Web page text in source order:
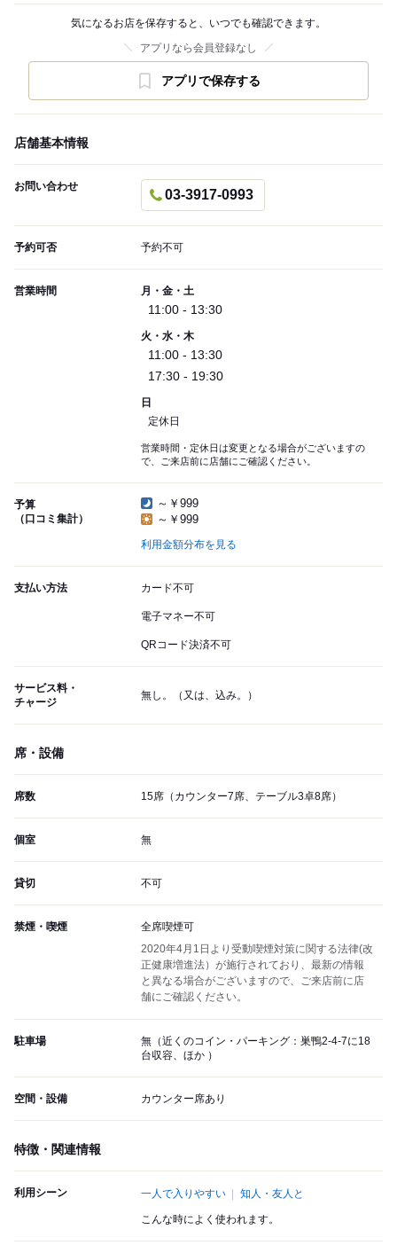
気になるお店を保存すると、いつでも確認できます。
アプリなら会員登録なし
アプリで保存する
店舗基本情報
お問い合わせ
03-3917-0993
予約可否 予約不可
営業時間 月・金・土
11:00 - 13:30
火・水・木
11:00 - 13:30
17:30 - 19:30
日
定休日
営業時間・定休日は変更となる場合がございますの
で、ご来店前に店舗にご確認ください。
予算
（口コミ集計）
～￥999
～￥999
利用金額分布を見る
支払い方法 カード不可
電子マネー不可
QRコード決済不可
サービス料・
チャージ
無し。（又は、込み。）
席・設備
席数 15席（カウンター7席、テーブル3卓8席）
個室 無
貸切 不可
禁煙・喫煙
全席喫煙可
2020年4月1日より受動喫煙対策に関する法律(改
正健康増進法）が施行されており、最新の情報
と異なる場合がございますので、ご来店前に店
舗にご確認ください。
駐車場
無（近くのコイン・パーキング：巣鴨2-4-7に18
台収容、ほか ）
空間・設備 カウンター席あり
特徴・関連情報
利用シーン 一人で入りやすい 知人・友人と
こんな時によく使われます。